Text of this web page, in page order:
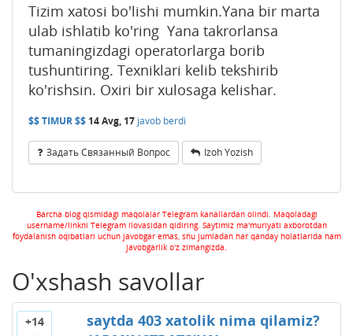
Tizim xatosi bo'lishi mumkin.Yana bir marta
ulab ishlatib ko'ring Yana takrorlansa
tumaningizdagi operatorlarga borib
tushuntiring. Texniklari kelib tekshirib
ko'rishsin. Oxiri bir xulosaga kelishar.
$$ TIMUR $$ 14 Avg, 17 javob berdi
Задать Связанный Вопрос Izoh Yozish
Barcha blog qismidagi maqolalar Telegram kanallardan olindi. Maqoladagi
username/linkni Telegram ilovasidan qidiring. Saytimiz ma'muriyati axborotdan
foydalanish oqibatlari uchun javobgar emas, shu jumladan har qanday holatlarida ham
javobgarlik o'z zimangizda.
O'xshash savollar
+14
saytda 403 xatolik nima qilamiz?